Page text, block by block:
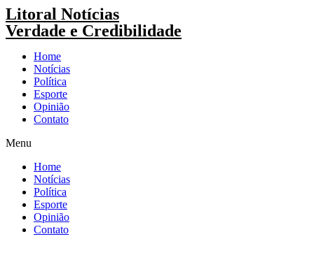
Pular
para
o
Litoral Notícias
Verdade e Credibilidade
Home
Notícias
Política
Esporte
Opinião
Contato
Menu
Home
Notícias
Política
Esporte
Opinião
Contato